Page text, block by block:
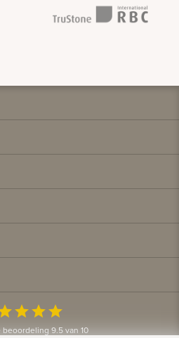
starstarstar
9.5 van 10